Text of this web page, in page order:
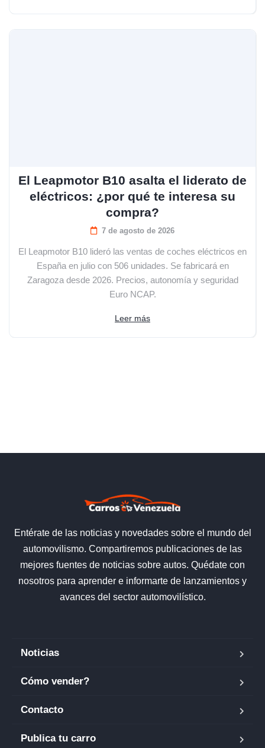
El Leapmotor B10 asalta el liderato de
eléctricos: ¿por qué te interesa su
compra?
7 de agosto de 2026
El Leapmotor B10 lideró las ventas de coches eléctricos en
España en julio con 506 unidades. Se fabricará en
Zaragoza desde 2026. Precios, autonomía y seguridad
Euro NCAP.
Leer más
Entérate de las noticias y novedades sobre el mundo del
automovilismo. Compartiremos publicaciones de las
mejores fuentes de noticias sobre autos. Quédate con
nosotros para aprender e informarte de lanzamientos y
avances del sector automovilístico.
Noticias
Cómo vender?
Contacto
Publica tu carro